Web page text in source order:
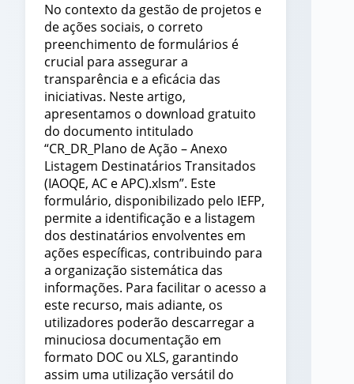
No contexto da gestão de projetos e
de ações sociais, o correto
preenchimento de formulários é
crucial para assegurar a
transparência e a eficácia das
iniciativas. Neste artigo,
apresentamos o download gratuito
do documento intitulado
“CR_DR_Plano de Ação – Anexo
Listagem Destinatários Transitados
(IAOQE, AC e APC).xlsm”. Este
formulário, disponibilizado pelo IEFP,
permite a identificação e a listagem
dos destinatários envolventes em
ações específicas, contribuindo para
a organização sistemática das
informações. Para facilitar o acesso a
este recurso, mais adiante, os
utilizadores poderão descarregar a
minuciosa documentação em
formato DOC ou XLS, garantindo
assim uma utilização versátil do